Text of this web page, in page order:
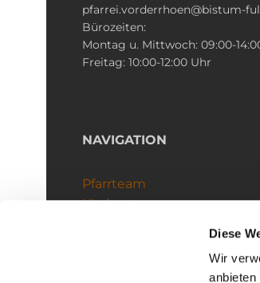
Diese
Wir
pfarrei.vorderrhoen@bistum-
Bürozeiten:
Montag u. Mittwoch: 09:00-
Freitag: 10:00-12:00 Uhr
NAVIGATION
Pfarrteam
Kirchenteams